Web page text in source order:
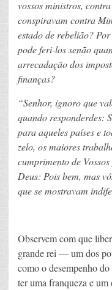
vossos ministros,
conspiravam contra
estado de rebelião?
pode feri-los senão
arrecadação dos
finanças?
“Senhor, ignoro que
quando responderdes:
para aqueles países e
zelo, os maiores
cumprimento de
Deus: Pois bem, mas
que se mostravam
Observem com que
grande rei — um dos
como o desempenho
ter uma franqueza e